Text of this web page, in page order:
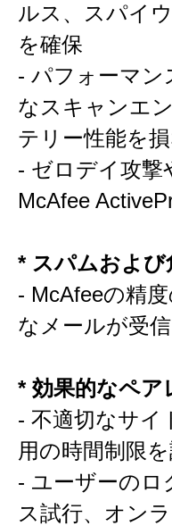
ルス、スパイ
を確保
- パフォーマ
なスキャンエ
テリー性能を
- ゼロデイ攻
McAfee
* スパムおよ
- McAfeeの精
なメールが受
* 効果的なペア
- 不適切なサイ
用の時間制限
- ユーザーのロ
ス試行、オン